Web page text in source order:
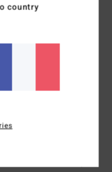
ajustée
en métal
country